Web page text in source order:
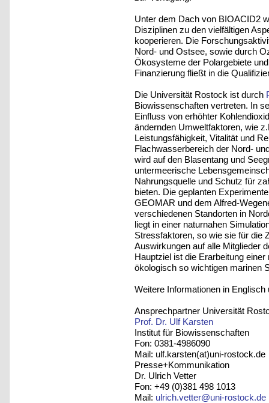
Unter dem Dach von BIOACID2
Disziplinen zu den vielfältigen
kooperieren. Die
Nord- und Ostsee, sowie durch
Ökosysteme der Polargebiete
Finanzierung fließt in die
Die Universität Rostock ist durch
Biowissenschaften vertreten. In
Einfluss von erhöhter
ändernden Umweltfaktoren, wie
Leistungsfähigkeit, Vitalität und
Flachwasserbereich der Nord-
wird auf den Blasentang und
untermeerische
Nahrungsquelle und Schutz für
bieten. Die geplanten
GEOMAR und dem Alfred-
verschiedenen Standorten in
liegt in einer naturnahen
Stressfaktoren, so wie sie für die
Auswirkungen auf alle Mitglieder
Hauptziel ist die Erarbeitung
ökologisch so wichtigen marinen
Weitere Informationen in
Ansprechpartner Universität
Prof. Dr. Ulf Karsten
Institut für Biowissenschaften
Fon: 0381-4986090
Mail: ulf.karsten(at)uni-rostock.de
Presse+Kommunikation
Dr. Ulrich Vetter
Fon: +49 (0)381 498 1013
Mail: ulrich.vetter@uni-rostock.de